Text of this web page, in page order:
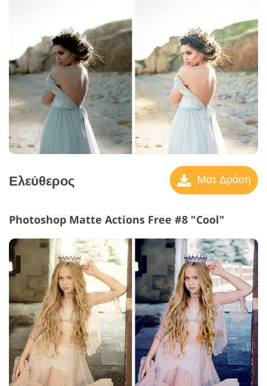
Ελεύθερος Ματ Δράση
Photoshop Matte Actions Free #8 "Cool"